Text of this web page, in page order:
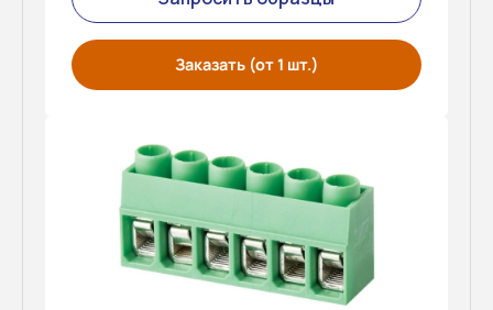
Заказать (от 1 шт.)